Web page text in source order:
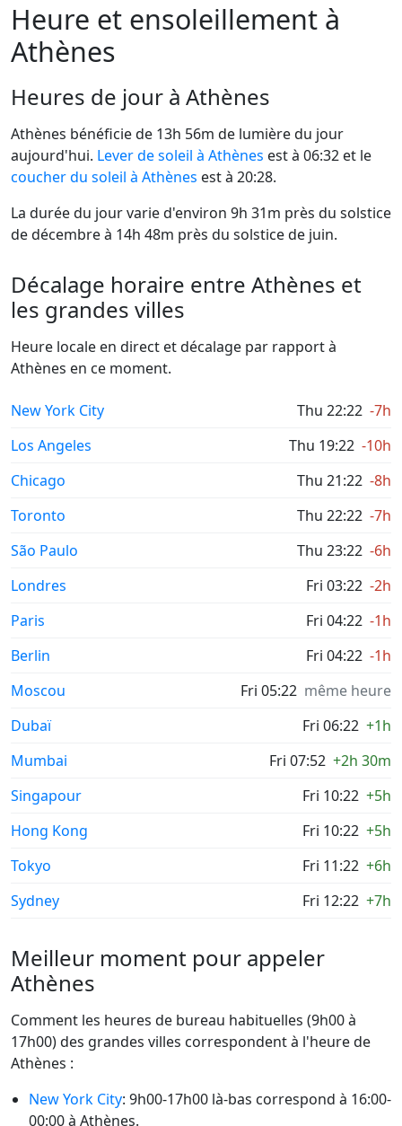
Heure et ensoleillement à
Athènes
Heures de jour à Athènes
Athènes bénéficie de 13h 56m de lumière du jour
aujourd'hui. Lever de soleil à Athènes est à 06:32 et le
coucher du soleil à Athènes est à 20:28.
La durée du jour varie d'environ 9h 31m près du solstice
de décembre à 14h 48m près du solstice de juin.
Décalage horaire entre Athènes et
les grandes villes
Heure locale en direct et décalage par rapport à
Athènes en ce moment.
New York City Thu 22:22 -7h
Los Angeles
Thu 19:22 -10h
Chicago
Thu 21:22 -8h
Toronto
Thu 22:22 -7h
São Paulo
Thu 23:22 -6h
Londres
Fri 03:22 -2h
Paris
Fri 04:22 -1h
Berlin
Fri 04:22 -1h
Moscou
Fri 05:22 même heure
Dubaï
Fri 06:22 +1h
Mumbai
Fri 07:52 +2h 30m
Singapour
Fri 10:22 +5h
Hong Kong
Fri 10:22 +5h
Tokyo
Fri 11:22 +6h
Sydney
Fri 12:22 +7h
Meilleur moment pour appeler
Athènes
Comment les heures de bureau habituelles (9h00 à
17h00) des grandes villes correspondent à l'heure de
Athènes :
New York City: 9h00-17h00 là-bas correspond à 16:00-
00:00 à Athènes.